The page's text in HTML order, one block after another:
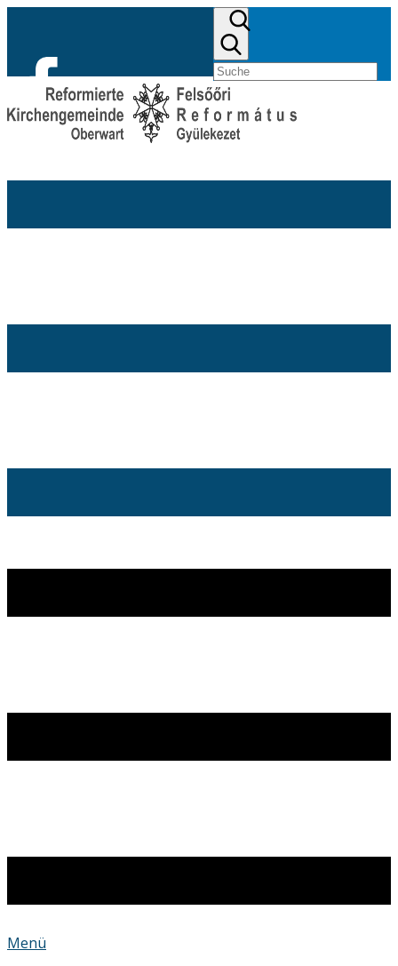
Menü